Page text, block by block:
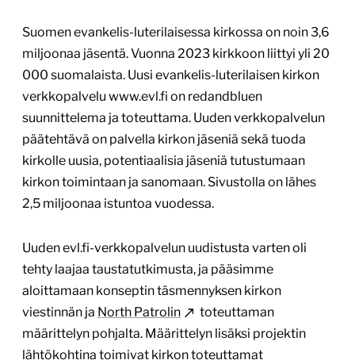
Suomen evankelis-luterilaisessa kirkossa on noin 3,6
miljoonaa jäsentä. Vuonna 2023 kirkkoon liittyi yli 20
000 suomalaista. Uusi evankelis-luterilaisen kirkon
verkkopalvelu www.evl.fi on redandbluen
suunnittelema ja toteuttama. Uuden verkkopalvelun
päätehtävä on palvella kirkon jäseniä sekä tuoda
kirkolle uusia, potentiaalisia jäseniä tutustumaan
kirkon toimintaan ja sanomaan. Sivustolla on lähes
2,5 miljoonaa istuntoa vuodessa.
Uuden evl.fi-verkkopalvelun uudistusta varten oli
tehty laajaa taustatutkimusta, ja pääsimme
aloittamaan konseptin täsmennyksen kirkon
viestinnän ja North Patrolin
toteuttaman
määrittelyn pohjalta. Määrittelyn lisäksi projektin
lähtökohtina toimivat kirkon toteuttamat